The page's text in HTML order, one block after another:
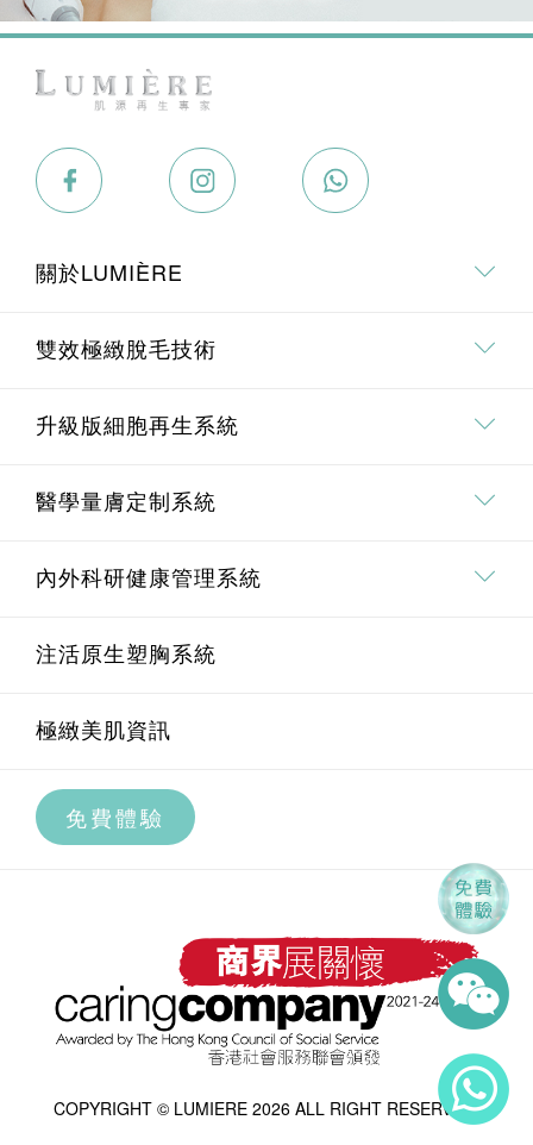
關於LUMIÈRE
關於我們
專業．專研團隊
療程價值承諾
雙效極緻脫毛技術
雙效極緻脫毛技術介紹
全身脫毛
面部脫毛
腋下脫毛
私密部位脫毛
全腿脫毛
升級版細胞再生系統
升級版細胞再生系統介紹
Pico 皮秒去斑療程
Oligio重塑膠原緊膚療程
BTL EXION AI黃金微針療程
BTL EXION升級版射頻膠原再生療程
第4代Ultraformer MPT鋼筋索
Plasma 離子水光
Exosome活性細胞修復再生療程
醫學量膚定制系統
埋線鼻雕療程
醫學量膚定制系統介紹
透明質酸療程
高效祛皺療程
內外科研健康管理系統
U.M.A.M 痛症管理系統
內外科研健康管理系統介紹
科研智艾內調養宮療程
曲線身型雕琢系統
極緻煥發感官香薰按摩
注活原生塑胸系統
極緻美肌資訊
免費體驗
COPYRIGHT © LUMIERE 2026 ALL RIGHT RESERVED.